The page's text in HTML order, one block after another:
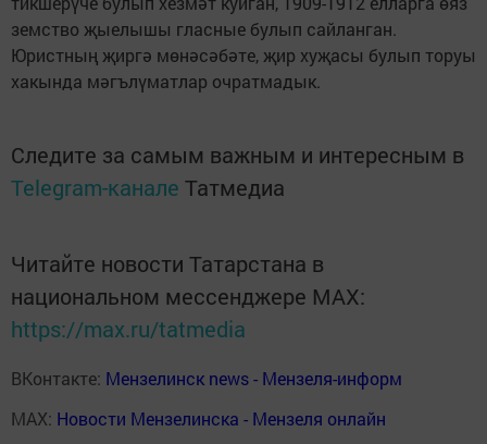
земство җыелышы гласные булып сайлан­ган.
Юристның җиргә мөнәсәбәте, җир хуҗа­сы булып торуы
хакын­да мәгълүматлар оч­ратмадык.
Следите за самым важным и интересным в
Telegram-канале Татмедиа
Читайте новости Татарстана в
национальном мессенджере MАХ:
https://max.ru/tatmedia
ВКонтакте: Мензелинск news - Мензеля-информ
MAX: Новости Мензелинска - Мензеля онлайн